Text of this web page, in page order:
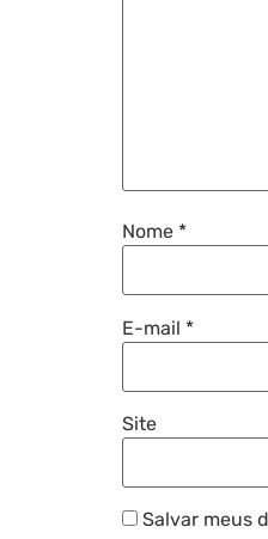
Nome *
E-mail *
Site
Salvar meus